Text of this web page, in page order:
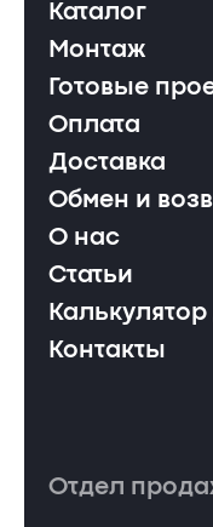
Каталог
Монтаж
Готовые
Оплата
Доставка
Обмен и
О нас
Статьи
Контакты
Отдел